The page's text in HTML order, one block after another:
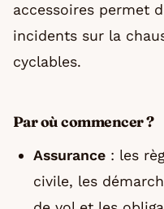
accessoires permet
incidents sur la
cyclables.
Par où commencer ?
Assurance: les
civile, les